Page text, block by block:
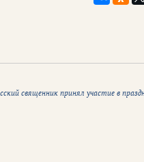
священник принял участие в